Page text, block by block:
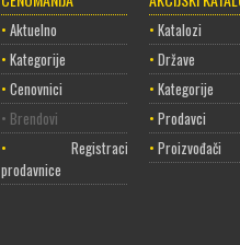
• Aktuelno
• Kategorije
• Cenovnici
• Brendovi
• Registracija
prodavnice
• Katalozi
• Države
• Kategorije
• Prodavci
• Proizvođači